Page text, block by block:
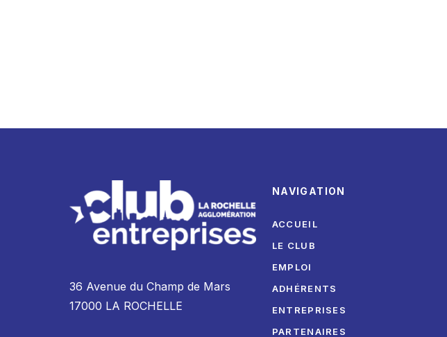
36 Avenue du Champ de Mars
17000 LA ROCHELLE
NAVIGATION
ACCUEIL
LE CLUB
EMPLOI
ADHÉRENTS
ENTREPRISES
PARTENAIRES